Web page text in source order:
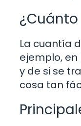
¿Cuánto
La cuantía
ejemplo,
y de si se
cosa tan